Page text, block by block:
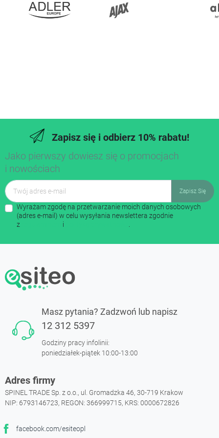
Zapisz się i odbierz 10% rabatu!
Jako pierwszy dowiesz się o promocjach
i nowościach
Wyrażam zgodę na przetwarzanie moich danych osobowych
(adres e-mail) w celu wysyłania newslettera zgodnie
z
i
Masz pytania? Zadzwoń lub napisz
12 312 5397
Godziny pracy infolinii:
poniedziałek-piątek 10:00-13:00
Adres firmy
SPINEL TRADE Sp. z o.o., ul. Gromadzka 46, 30-719 Krakow
NIP: 6793146723, REGON: 366999715, KRS: 0000672826
facebook.com/esiteopl
Facebook